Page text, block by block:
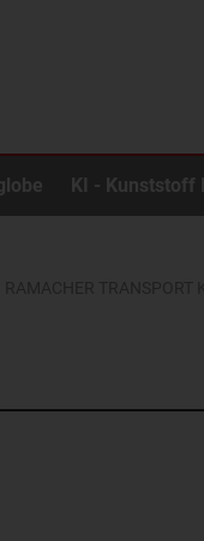
KI - Kunststoff